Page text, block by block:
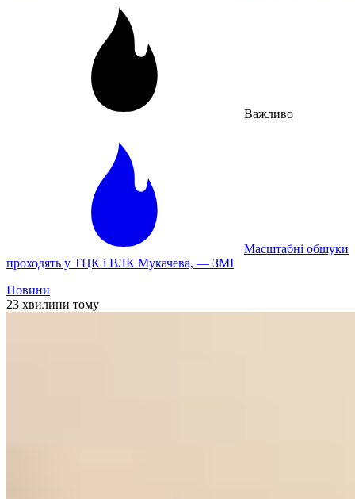
Важливо
Масштабні обшуки
проходять у ТЦК і ВЛК Мукачева, — ЗМІ
Новини
23 хвилини тому